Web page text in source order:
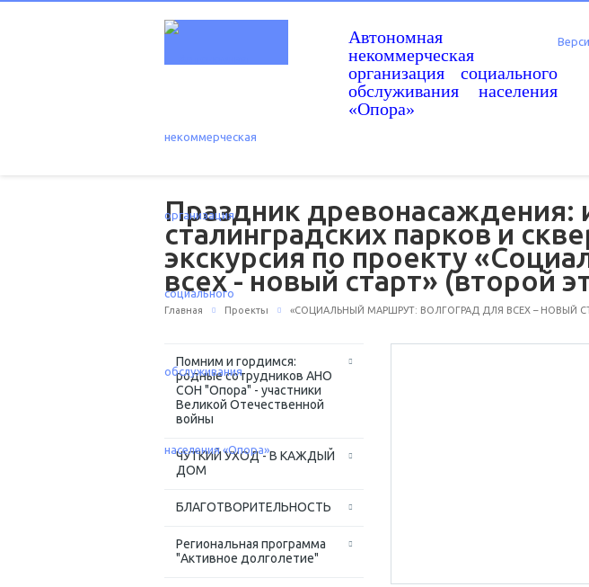
Автономная
некоммерческая
организация социального
обслуживания населения
«Опора»
Праздник древонасаждения:
сталинградских парков и
экскурсия по проекту
всех - новый старт» (второй
Главная Проекты «СОЦИАЛЬНЫЙ МАРШРУТ: ВОЛГОГРАД ДЛЯ ВСЕХ – НОВЫЙ
Помним и гордимся:
родные сотрудников АНО
СОН "Опора" - участники
Великой Отечественной
войны
ЧУТКИЙ УХОД - В КАЖДЫЙ
ДОМ
БЛАГОТВОРИТЕЛЬНОСТЬ
Региональная программа
"Активное долголетие"